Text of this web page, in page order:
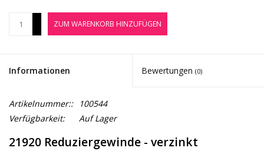
Jobbörse
Marken
ZUM WARENKORB HINZUFÜGEN
Informationen Bewertungen (0)
Artikelnummer::
100544
Verfügbarkeit:
Auf Lager
21920 Reduziergewinde - verzinkt